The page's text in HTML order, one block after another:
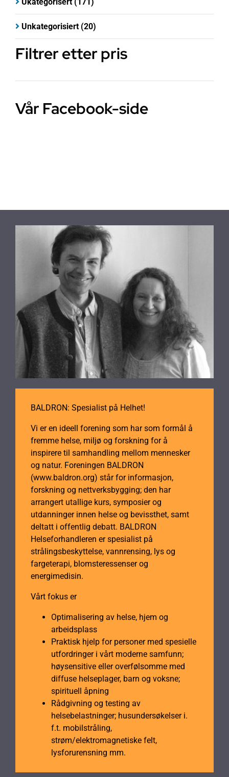
Unkategorisiert (20)
Filtrer etter pris
Vår Facebook-side
BALDRON: Spesialist på Helhet!
Vi er en ideell forening som har som formål å
fremme helse, miljø og forskning for å
inspirere til samhandling mellom mennesker
og natur. Foreningen BALDRON
(www.baldron.org) står for informasjon,
forskning og nettverksbygging; den har
arrangert utallige kurs, symposier og
utdanninger innen helse og bevissthet, samt
deltatt i offentlig debatt. BALDRON
Helseforhandleren er spesialist på
strålingsbeskyttelse, vannrensing, lys og
fargeterapi, blomsteressenser og
energimedisin.
Vårt fokus er
Optimalisering av helse, hjem og
arbeidsplass
Praktisk hjelp for personer med spesielle
utfordringer i vårt moderne samfunn;
høysensitive eller overfølsomme med
diffuse helseplager, barn og voksne;
spirituell åpning
Rådgivning og testing av
helsebelastninger; husundersøkelser i.
f.t. mobilstråling,
strøm/elektromagnetiske felt,
lysforurensning mm.